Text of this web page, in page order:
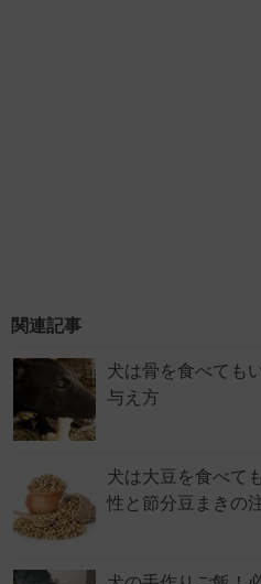
関連記事
犬は骨を食べても
与え方
犬は大豆を食べて
性と節分豆まきの